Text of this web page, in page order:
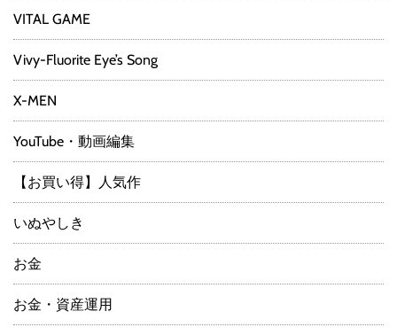
VITAL GAME
Vivy-Fluorite Eye’s Song
X-MEN
YouTube・動画編集
【お買い得】人気作
いぬやしき
お金
お金・資産運用